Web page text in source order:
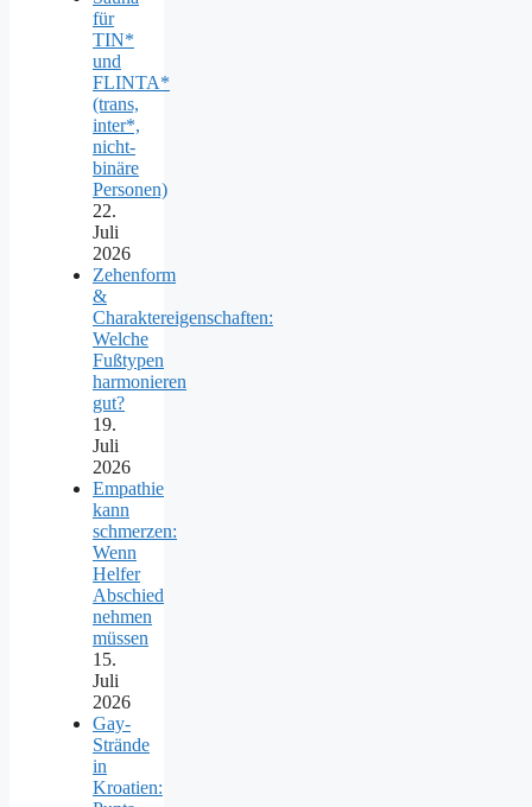
für
TIN*
und
FLINTA*
(trans,
inter*,
nicht-
binäre
Personen)
22.
Juli
2026
Zehenform
&
Charaktereigenschaften:
Welche
Fußtypen
harmonieren
gut?
19.
Juli
2026
Empathie
kann
schmerzen:
Wenn
Helfer
Abschied
nehmen
müssen
15.
Juli
2026
Gay-
Strände
in
Kroatien: